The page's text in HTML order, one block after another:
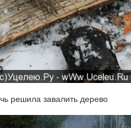
решила завалить дерево